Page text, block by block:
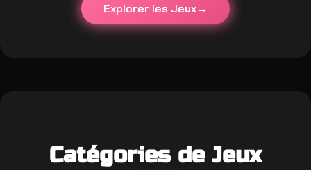
Explorer les Jeux
Catégories de Jeux